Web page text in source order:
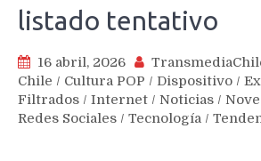
listado tentativo
16 abril, 2026
Chile / Cultura POP / Dispositivo /
Filtrados / Internet / Noticias /
Redes Sociales / Tecnología /